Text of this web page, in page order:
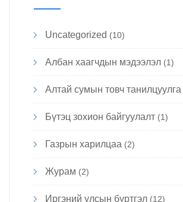
Uncategorized (10)
Албан хаагчдын мэдээлэл (1)
Алтай сумын товч танилцуулга
Бүтэц зохион байгуулалт (1)
Газрын харилцаа (2)
Журам (2)
Иргэний улсын бүртгэл (12)